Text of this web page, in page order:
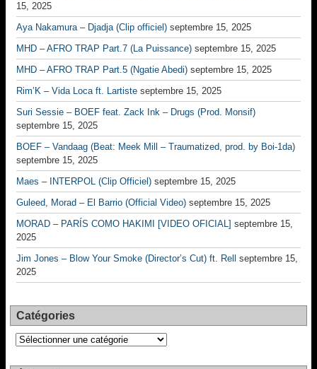
15, 2025
Aya Nakamura – Djadja (Clip officiel) septembre 15, 2025
MHD – AFRO TRAP Part.7 (La Puissance) septembre 15, 2025
MHD – AFRO TRAP Part.5 (Ngatie Abedi) septembre 15, 2025
Rim’K – Vida Loca ft. Lartiste septembre 15, 2025
Suri Sessie – BOEF feat. Zack Ink – Drugs (Prod. Monsif)
septembre 15, 2025
BOEF – Vandaag (Beat: Meek Mill – Traumatized, prod. by Boi-1da)
septembre 15, 2025
Maes – INTERPOL (Clip Officiel) septembre 15, 2025
Guleed, Morad – El Barrio (Official Video) septembre 15, 2025
MORAD – PARÍS COMO HAKIMI [VIDEO OFICIAL] septembre 15,
2025
Jim Jones – Blow Your Smoke (Director’s Cut) ft. Rell
septembre 15,
2025
Catégories
Catégories